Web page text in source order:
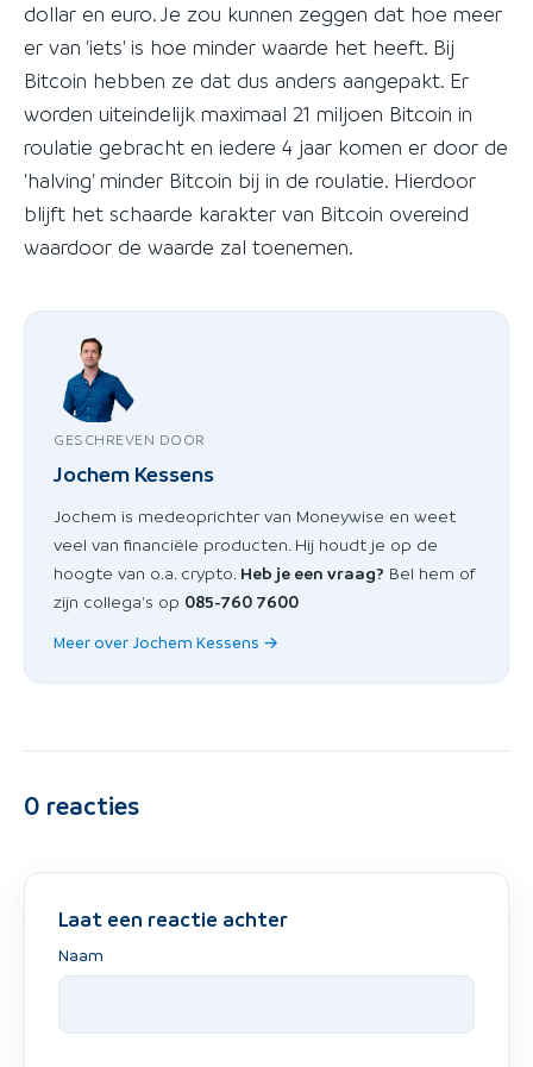
dollar en euro. Je zou kunnen zeggen dat hoe meer
er van 'iets' is hoe minder waarde het heeft. Bij
Bitcoin hebben ze dat dus anders aangepakt. Er
worden uiteindelijk maximaal 21 miljoen Bitcoin in
roulatie gebracht en iedere 4 jaar komen er door de
'halving' minder Bitcoin bij in de roulatie. Hierdoor
blijft het schaarde karakter van Bitcoin overeind
waardoor de waarde zal toenemen.
GESCHREVEN DOOR
Jochem Kessens
Jochem is medeoprichter van Moneywise en weet
veel van financiële producten. Hij houdt je op de
hoogte van o.a. crypto. Heb je een vraag? Bel hem of
zijn collega's op 085-760 7600
Meer over Jochem Kessens →
0 reacties
Laat een reactie achter
Naam